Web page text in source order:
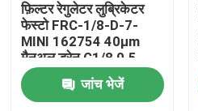
फ़िल्टर रेगुलेटर लुब्रिकेटर
फेस्टो FRC-1/8-D-7-
MINI 162754 40µm
मैनुअल ड्रेन G1/8 0.5-
7bar 800L/min गेज के
साथ डाई कास्ट जिंक
जांच भेजें